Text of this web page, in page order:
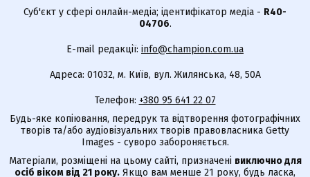
Суб'єкт у сфері онлайн-медіа; ідентифікатор медіа - R40-
04706.
E-mail редакції: info@champion.com.ua
Адреса: 01032, м. Київ, вул. Жилянська, 48, 50А
Телефон: +380 95 641 22 07
Будь-яке копіювання, передрук та відтворення фотографічних
творів та/або аудіовізуальних творів правовласника Getty
Images - суворо забороняється.
Матеріали, розміщені на цьому сайті, призначені виключно для
осіб віком від 21 року. Якщо вам менше 21 року, будь ласка,